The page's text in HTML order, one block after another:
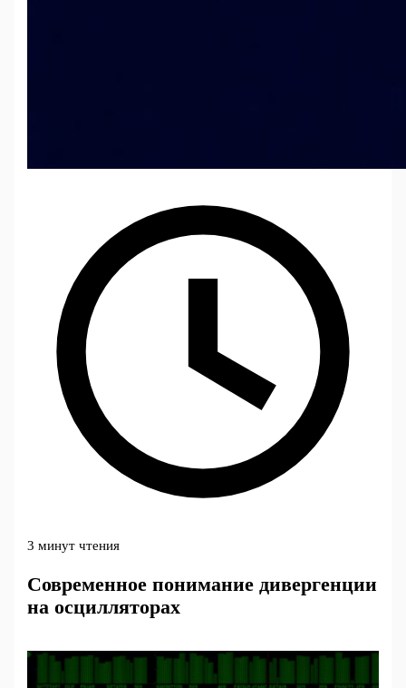
3 минут чтения
Современное понимание дивергенции
на осцилляторах